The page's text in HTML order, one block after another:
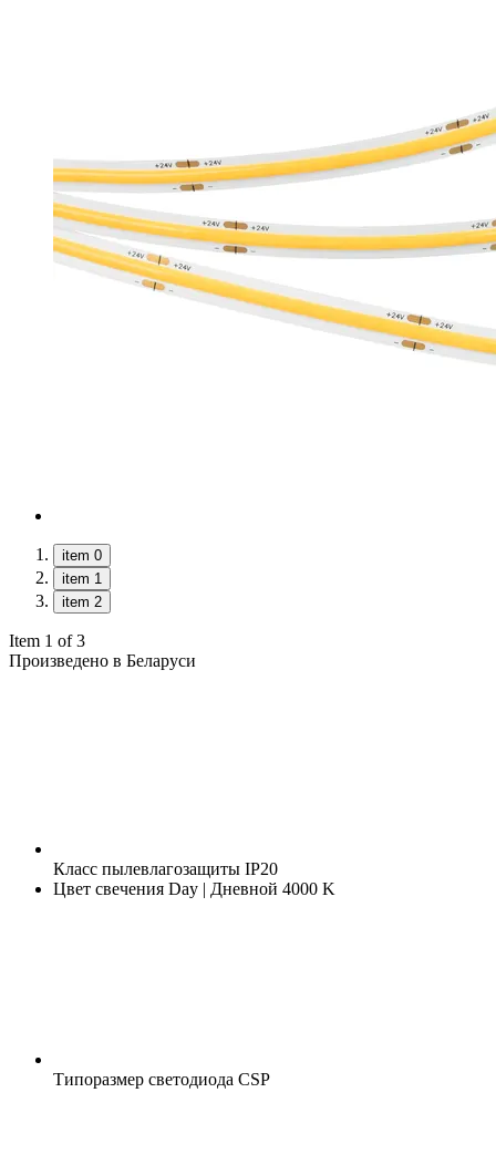
item 0
item 1
item 2
Item 1 of 3
Произведено в Беларуси
Класс пылевлагозащиты IP20
Цвет свечения Day | Дневной 4000 K
Типоразмер светодиода CSP